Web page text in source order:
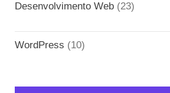
Desenvolvimento Web (23)
WordPress (10)